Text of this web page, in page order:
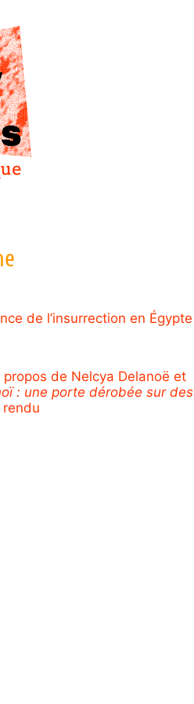
de l’insurrection en Égypte
de Nelcya Delanoë et
: une porte dérobée sur des
rendu